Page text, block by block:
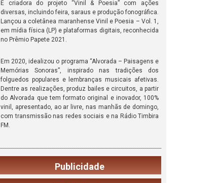
É criadora do projeto “Vinil & Poesia” com ações
diversas, incluindo feira, saraus e produção fonográfica.
Lançou a coletânea maranhense Vinil e Poesia – Vol. 1,
em mídia física (LP) e plataformas digitais, reconhecida
no Prêmio Papete 2021.
Em 2020, idealizou o programa “Alvorada – Paisagens e
Memórias Sonoras”, inspirado nas tradições dos
folguedos populares e lembranças musicais afetivas.
Dentre as realizações, produz bailes e circuitos, a partir
do Alvorada que tem formato original e inovador, 100%
vinil, apresentado, ao ar livre, nas manhãs de domingo,
com transmissão nas redes sociais e na Rádio Timbira
FM.
Publicidade